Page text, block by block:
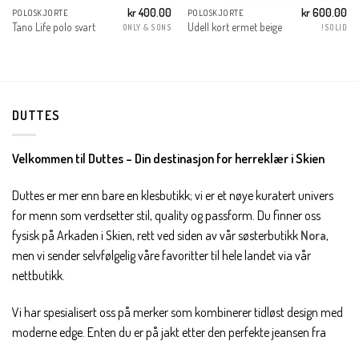
POLOSKJORTE
Tano Life polo svart
kr400.00
ONLY & SONS
POLOSKJORTE
Udell kort ermet beige
kr600.00
!SOLID
DUTTES
Velkommen til Duttes – Din destinasjon for herreklær i Skien
Duttes er mer enn bare en klesbutikk; vi er et nøye kuratert univers
for menn som verdsetter stil, quality og passform. Du finner oss
fysisk på Arkaden i Skien, rett ved siden av vår søsterbutikk Nora,
men vi sender selvfølgelig våre favoritter til hele landet via vår
nettbutikk.
Vi har spesialisert oss på merker som kombinerer tidløst design med
moderne edge. Enten du er på jakt etter den perfekte jeansen fra